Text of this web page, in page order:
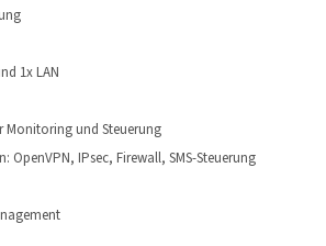
1x LAN
Monitoring und Steuerung
OpenVPN, IPsec, Firewall, SMS-Steuerung